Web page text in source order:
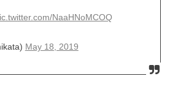
NaaHNoMCOQ
May 18, 2019